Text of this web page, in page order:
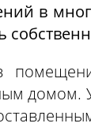
в
домом.